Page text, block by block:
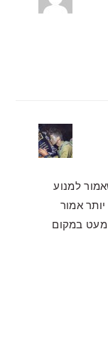
למנוע
אמור
מעט במקום